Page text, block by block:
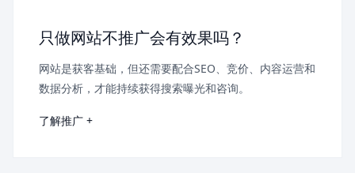
只做网站不推广会有效果吗？
网站是获客基础，但还需要配合SEO、竞价、内容运营和
数据分析，才能持续获得搜索曝光和咨询。
了解推广 +